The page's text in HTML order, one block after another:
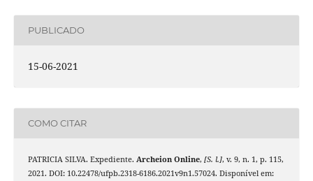
PUBLICADO
15-06-2021
COMO CITAR
PATRICIA SILVA. Expediente. Archeion Online, [S. l.], v. 9, n. 1, p. 115,
2021. DOI: 10.22478/ufpb.2318-6186.2021v9n1.57024. Disponível em: